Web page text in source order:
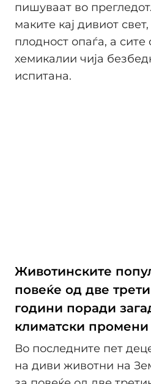
пишуваат во
маките кај дивиот
плодност опаѓа, а
хемикалии чија
испитана.
Животинските
повеќе од две
години поради
климатски промени
Во последните пет
на диви животни на